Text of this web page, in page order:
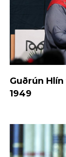
Guðrún
1949